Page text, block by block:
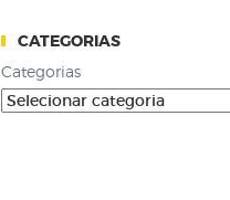
CATEGORIAS
Categorias